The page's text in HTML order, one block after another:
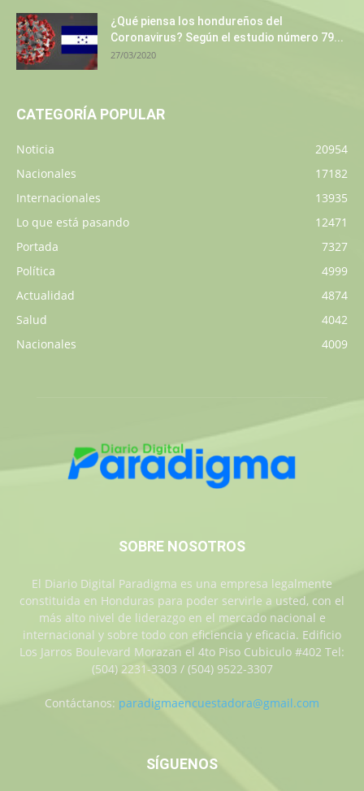
¿Qué piensa los hondureños del
Coronavirus? Según el estudio número 79...
27/03/2020
CATEGORÍA POPULAR
Noticia
20954
Nacionales
17182
Internacionales
13935
Lo que está pasando
12471
Portada
7327
Política
4999
Actualidad
4874
Salud
4042
Nacionales
4009
SOBRE NOSOTROS
El Diario Digital Paradigma es una empresa legalmente
constituida en Honduras para poder servirle a usted, con el
más alto nivel de liderazgo en el mercado nacional e
internacional y sobre todo con eficiencia y eficacia. Edificio
Los Jarros Boulevard Morazan el 4to Piso Cubiculo #402 Tel:
(504) 2231-3303 / (504) 9522-3307
Contáctanos: paradigmaencuestadora@gmail.com
SÍGUENOS